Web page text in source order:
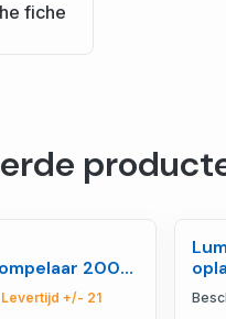
fiche
2000
- LM
Levertijd +/- 21